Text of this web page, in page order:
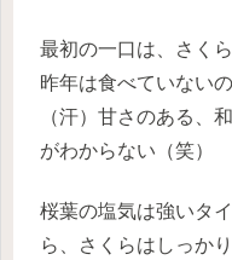
最初の一口は、さく
昨年は食べていない
（汗）甘さのある、
がわからない（笑）
桜葉の塩気は強いタ
ら、さくらはしっか